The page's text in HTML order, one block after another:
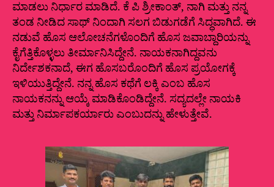
ಮಾಡಲು ನಿರ್ಧಾರ ಮಾಡಿದೆ. ಕೆ ಪಿ ಶ್ರೀಕಾಂತ್, ನಾಗಿ ಮತ್ತು ನನ್ನ
ತಂಡ ನೀಡಿದ ಸಾಥ್ ನಿಂದಾಗಿ ಸಲಗ ಬಿಡುಗಡೆಗೆ ಸಿದ್ಧವಾಗಿದೆ. ಈ
ನಡುವೆ ಹೊಸ ಆಲೋಚನೆಗಳೊಂದಿಗೆ ಹೊಸ ಜವಾಬ್ದಾರಿಯನ್ನು
ಕೈಗೆತ್ತಿಕೊಳ್ಳಲು ತೀರ್ಮಾನಿಸಿದ್ದೇನೆ. ನಾಯಕನಾಗಿದ್ದವನು
ನಿರ್ದೇಶಕನಾದೆ, ಈಗ ಹೊಸಬರೊಂದಿಗೆ ಹೊಸ ಪ್ರಯೋಗಕ್ಕೆ
ಇಳಿಯುತ್ತಿದ್ದೇನೆ. ನನ್ನ ‌ಹೊಸ ಕಥೆಗೆ ಲಕ್ಕಿ ಎಂಬ ಹೊಸ
ನಾಯಕನನ್ನು ಆಯ್ಕೆ ಮಾಡಿಕೊಂಡಿದ್ದೇನೆ. ಸದ್ಯದಲ್ಲೇ ನಾಯಕಿ
ಮತ್ತು ನಿರ್ಮಾಪಕರ್ಯಾರು ಎಂಬುದನ್ನು ಹೇಳುತ್ತೇವೆ.